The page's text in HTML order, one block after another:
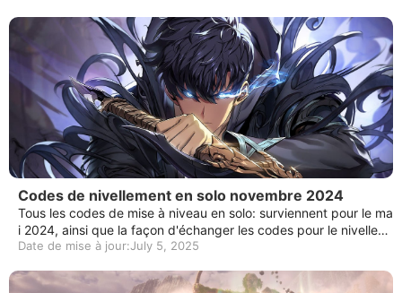
Codes de nivellement en solo novembre 2024
Tous les codes de mise à niveau en solo: surviennent pour le ma
i 2024, ainsi que la façon d'échanger les codes pour le nivellem
ent en solo: surviennent sur PC et l'appareil mobile.
Date de mise à jour:July 5, 2025